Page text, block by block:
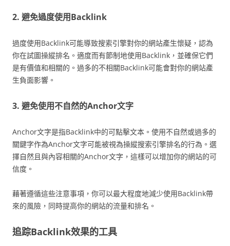
2. 避免過度使用Backlink
過度使用Backlink可能導致搜索引擎對你的網站產生懷疑，認為
你在試圖操縱排名。適度而有節制地使用Backlink，並確保它們
是有價值和相關的。過多的不相關Backlink可能會對你的網站產
生負面影響。
3. 避免使用不自然的Anchor文字
Anchor文字是指Backlink中的可點擊文本。使用不自然或過多的
關鍵字作為Anchor文字可能被視為操縱搜索引擎排名的行為。選
擇自然且與內容相關的Anchor文字，這樣可以增加你的網站的可
信度。
藉著遵循這些注意事項，你可以最大程度地減少使用Backlink帶
來的風險，同時提高你的網站的流量和排名。
追踪Backlink效果的工具